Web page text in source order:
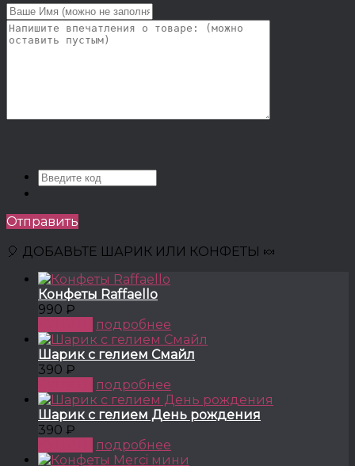
Отправить
🎈 ДОБАВЬТЕ ШАРИК ИЛИ КОНФЕТЫ 🍬
Конфеты Raffaello
990 ₽
подробнее
Шарик с гелием Смайл
390 ₽
подробнее
Шарик с гелием День рождения
390 ₽
подробнее